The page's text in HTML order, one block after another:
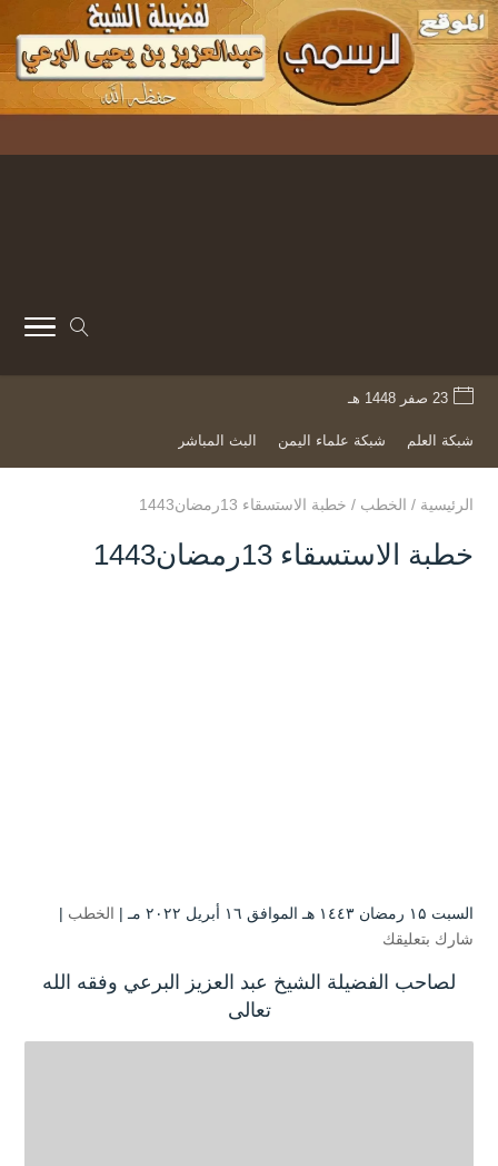
23 صفر 1448 هـ
شبكة العلم شبكة علماء اليمن البث المباشر
الرئيسية / الخطب / خطبة الاستسقاء 13رمضان1443
خطبة الاستسقاء 13رمضان1443
السبت ۱۵ رمضان ۱٤٤۳ هـ الموافق ۱٦ أبريل ۲۰۲۲ مـ | الخطب |
شارك بتعليقك
لصاحب الفضيلة الشيخ عبد العزيز البرعي وفقه الله
تعالى